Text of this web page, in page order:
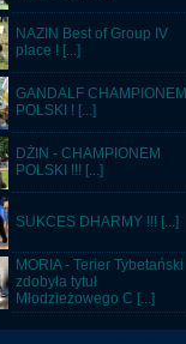
NAZIN Best of Group IV
place ! [...]
GANDALF CHAMPIONEM
POLSKI ! [...]
DŻIN - CHAMPIONEM
POLSKI !!! [...]
SUKCES DHARMY !!! [...]
MORIA - Terier Tybetański
zdobyła tytuł
Młodzieżowego C [...]